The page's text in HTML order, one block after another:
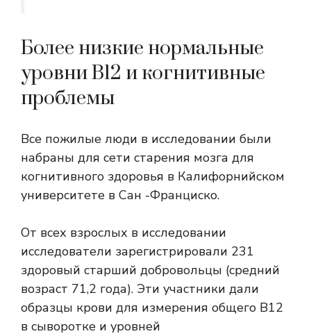
Более низкие нормальные
уровни B12 и когнитивные
проблемы
Все пожилые люди в исследовании были
набраны для сети старения мозга для
когнитивного здоровья в Калифорнийском
университете в Сан -Франциско.
От всех взрослых в исследовании
исследователи зарегистрировали 231
здоровый старший добровольцы (средний
возраст 71,2 года). Эти участники дали
образцы крови для измерения общего B12
в сыворотке и уровней